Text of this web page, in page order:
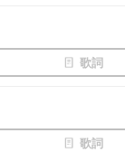
歌詞
歌詞